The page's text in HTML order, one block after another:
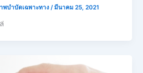
พบำบัดเฉพาะทาง/มีนาคม 25, 2021